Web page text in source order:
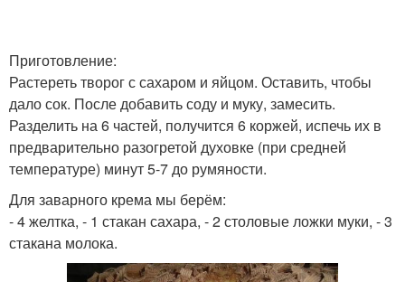
Приготовление:
Растереть творог с сахаром и яйцом. Оставить, чтобы
дало сок. После добавить соду и муку, замесить.
Разделить на 6 частей, получится 6 коржей, испечь их в
предварительно разогретой духовке (при средней
температуре) минут 5-7 до румяности.
Для заварного крема мы берём:
- 4 желтка, - 1 стакан сахара, - 2 столовые ложки муки, - 3
стакана молока.